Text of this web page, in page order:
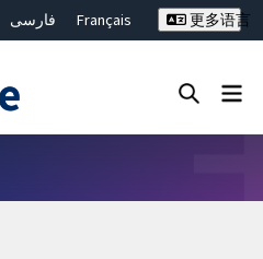
فارسی
Français
更多语言